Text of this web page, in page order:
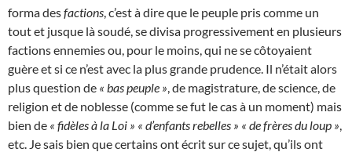
forma desfactions , c’est à dire que le peuple pris comme un
tout et jusque là soudé, se divisa progressivement en plusieurs
factions ennemies ou, pour le moins, qui ne se côtoyaient
guère et si ce n’est avec la plus grande prudence. Il n’était alors
plus question de « bas peuple » , de magistrature, de science, de
religion et de noblesse (comme se fut le cas à un moment) mais
bien de « fidèles à la Loi » « d’enfants rebelles » « de frères du loup »
etc. Je sais bien que certains ont écrit sur ce sujet, qu’ils ont